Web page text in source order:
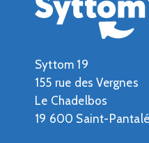
Syttom 19
155 rue des Vergnes
Le Chadelbos
19 600 Saint-